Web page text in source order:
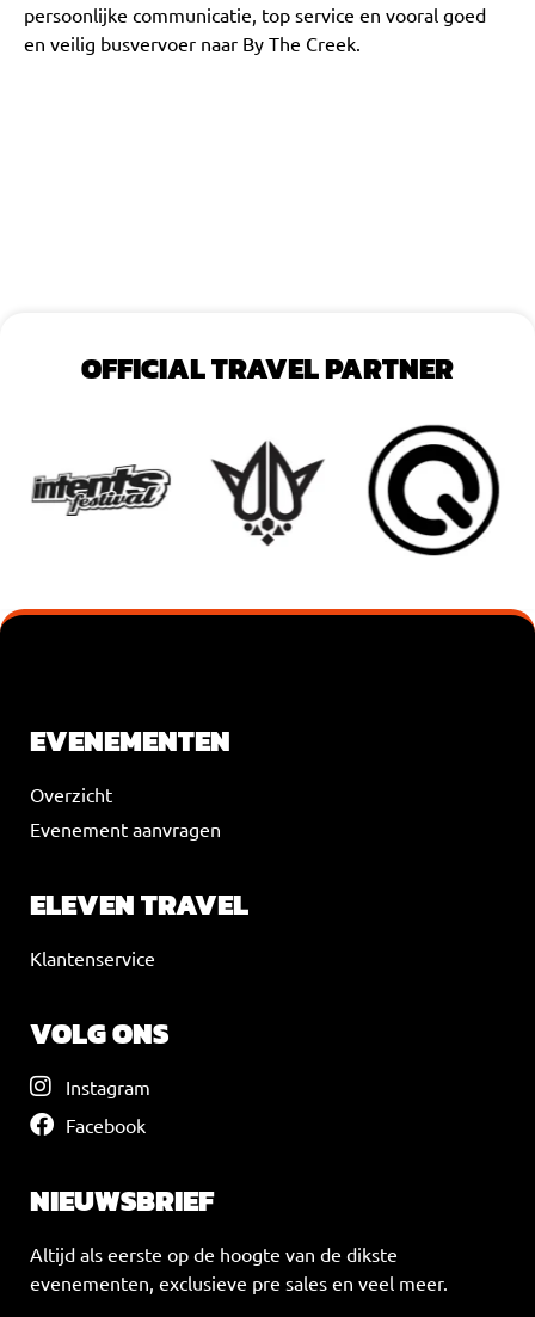
persoonlijke communicatie, top service en vooral goed
en veilig busvervoer naar By The Creek.
OFFICIAL TRAVEL PARTNER
EVENEMENTEN
Overzicht
Evenement aanvragen
ELEVEN TRAVEL
Klantenservice
VOLG ONS
Instagram
Facebook
NIEUWSBRIEF
Altijd als eerste op de hoogte van de dikste
evenementen, exclusieve pre sales en veel meer.